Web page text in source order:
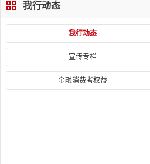
我行动态
我行动态
宣传专栏
金融消费者权益